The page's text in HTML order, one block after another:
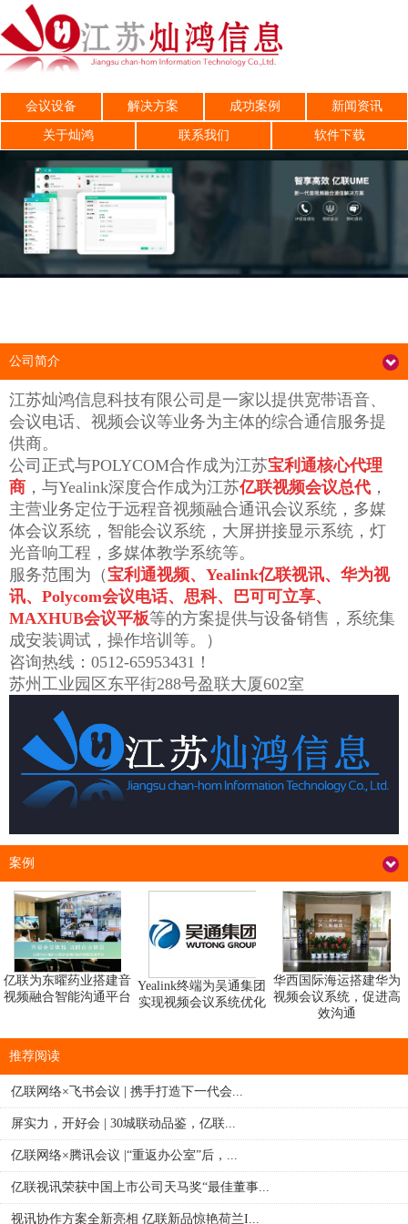
会议设备 解决方案 成功案例 新闻资讯
关于灿鸿 联系我们 软件下载
公司简介
江苏灿鸿信息科技有限公司是一家以提供宽带语音、
会议电话、视频会议等业务为主体的综合通信服务提
供商。
公司正式与POLYCOM合作成为江苏宝利通核心代理
商 ，与Yealink深度合作成为江苏亿联视频会议总代 ，
主营业务定位于远程音视频融合通讯会议系统，多媒
体会议系统，智能会议系统，大屏拼接显示系统，灯
光音响工程，多媒体教学系统等。
服务范围为（ 宝利通视频、Yealink亿联视讯、华为视
讯、Polycom会议电话、思科、巴可可立享、
MAXHUB会议平板等的方案提供与设备销售，系统集
成安装调试，操作培训等。）
咨询热线：0512-65953431！
苏州工业园区东平街288号盈联大厦602室
案例
亿联为东曜药业搭建音
视频融合智能沟通平台
Yealink终端为吴通集团
实现视频会议系统优化
华西国际海运搭建华为
视频会议系统，促进高
效沟通
推荐阅读
亿联网络×飞书会议 | 携手打造下一代会...
屏实力，开好会 | 30城联动品鉴，亿联...
亿联网络×腾讯会议 |“重返办公室”后，...
亿联视讯荣获中国上市公司天马奖“最佳董事...
视讯协作方案全新亮相 亿联新品惊艳荷兰I...